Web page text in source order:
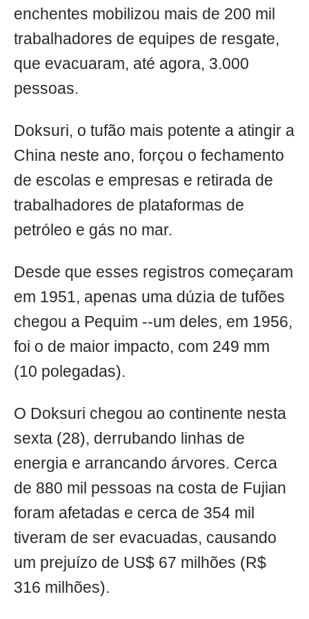
enchentes mobilizou mais de 200 mil
trabalhadores de equipes de resgate,
que evacuaram, até agora, 3.000
pessoas.
Doksuri, o tufão mais potente a atingir a
China neste ano, forçou o fechamento
de escolas e empresas e retirada de
trabalhadores de plataformas de
petróleo e gás no mar.
Desde que esses registros começaram
em 1951, apenas uma dúzia de tufões
chegou a Pequim --um deles, em 1956,
foi o de maior impacto, com 249 mm
(10 polegadas).
O Doksuri chegou ao continente nesta
sexta (28), derrubando linhas de
energia e arrancando árvores. Cerca
de 880 mil pessoas na costa de Fujian
foram afetadas e cerca de 354 mil
tiveram de ser evacuadas, causando
um prejuízo de US$ 67 milhões (R$
316 milhões).